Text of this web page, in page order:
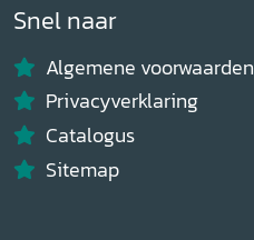
Snel naar
Algemene voorwaarden
Privacyverklaring
Catalogus
Sitemap